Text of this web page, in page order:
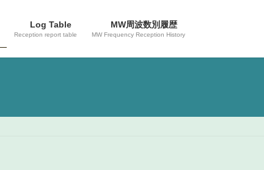
Log Table
Reception report table
MW周波数別履歴
MW Frequency Reception History